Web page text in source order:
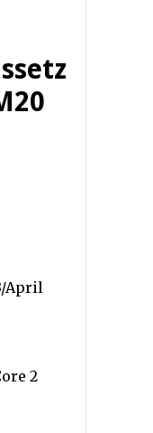
April
2